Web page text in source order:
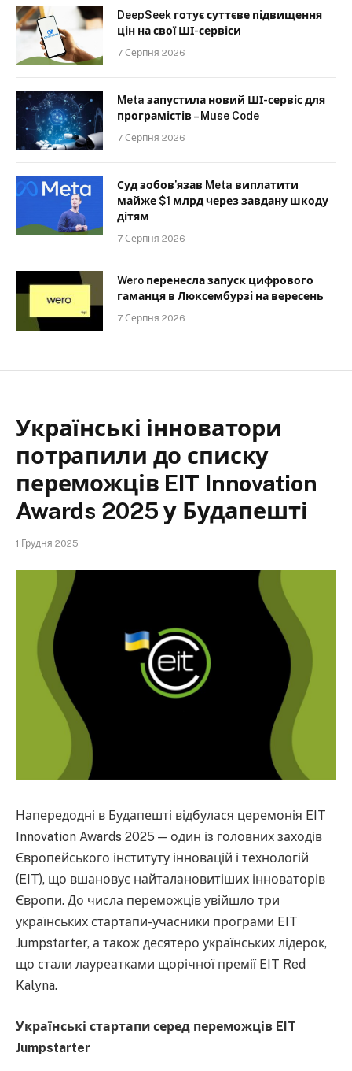
DeepSeek готує суттєве підвищення
цін на свої ШІ-сервіси
7 Серпня 2026
Meta запустила новий ШІ-сервіс для
програмістів – Muse Code
7 Серпня 2026
Суд зобов’язав Meta виплатити
майже $1 млрд через завдану шкоду
дітям
7 Серпня 2026
Wero перенесла запуск цифрового
гаманця в Люксембурзі на вересень
7 Серпня 2026
Українські інноватори
потрапили до списку
переможців EIT Innovation
Awards 2025 у Будапешті
1 Грудня 2025
Напередодні в Будапешті відбулася церемонія EIT
Innovation Awards 2025 — один із головних заходів
Європейського інституту інновацій і технологій
(EIT), що вшановує найталановитіших інноваторів
Європи. До числа переможців увійшло три
українських стартапи-учасники програми EIT
Jumpstarter, а також десятеро українських лідерок,
що стали лауреатками щорічної премії EIT Red
Kalyna.
Українські стартапи серед переможців EIT
Jumpstarter